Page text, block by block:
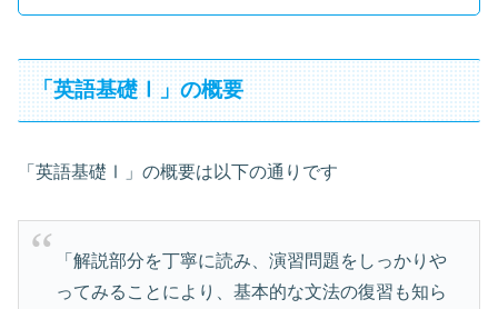
「英語基礎Ⅰ」の概要
「英語基礎Ⅰ」の概要は以下の通りです
「解説部分を丁寧に読み、演習問題をしっかりや
ってみることにより、基本的な文法の復習も知ら